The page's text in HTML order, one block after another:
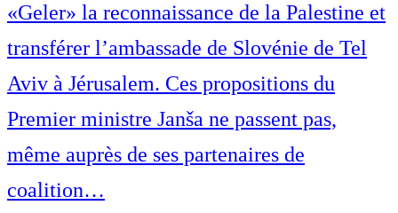
«Geler» la reconnaissance de la Palestine et
transférer l’ambassade de Slovénie de Tel
Aviv à Jérusalem. Ces propositions du
Premier ministre Janša ne passent pas,
même auprès de ses partenaires de
coalition…